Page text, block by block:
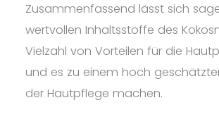
Zusammenfassend lässt sich
wertvollen Inhaltsstoffe des
Vielzahl von Vorteilen für die
und es zu einem hoch
der Hautpflege machen.